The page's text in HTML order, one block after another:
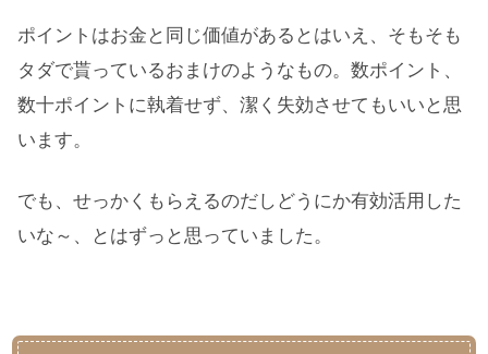
ポイントはお金と同じ価値があるとはいえ、そもそも
タダで貰っているおまけのようなもの。数ポイント、
数十ポイントに執着せず、潔く失効させてもいいと思
います。
でも、せっかくもらえるのだしどうにか有効活用した
いな～、とはずっと思っていました。